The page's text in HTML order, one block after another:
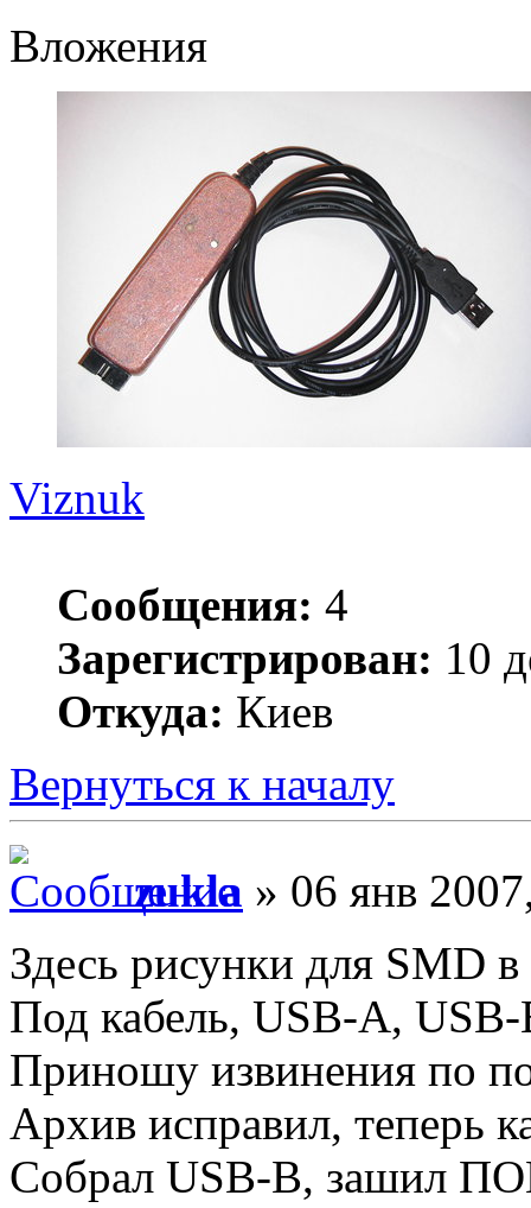
Вложения
Viznuk
Сообщения: 4
Зарегистрирован: 10
Откуда: Киев
Вернуться к началу
zukla » 06 янв
Здесь рисунки для SMD
Под кабель, USB-A,
Приношу извинения по
Архив исправил, теперь
Собрал USB-B, зашил